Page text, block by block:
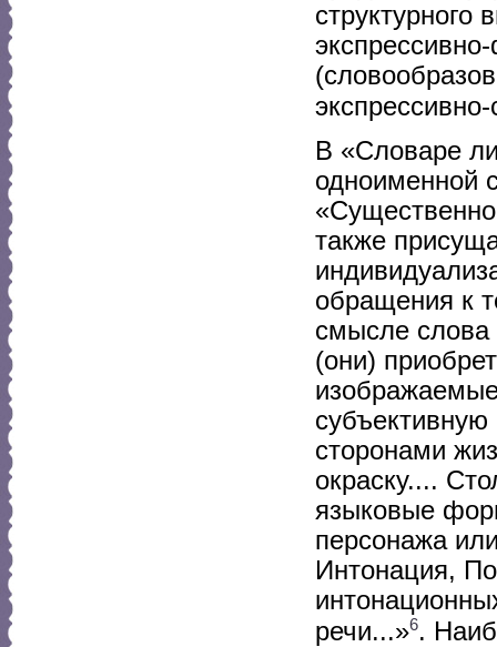
структурного
В «Словаре
одноименной
также
обращения к
смысле слова
(они)
субъективную
сторонами
окраску....
языковые
персонажа
Интонация,
речи...»6.